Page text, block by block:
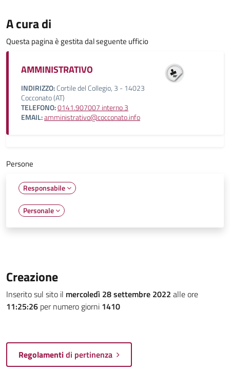
A cura di
Questa pagina è gestita dal seguente ufficio
AMMINISTRATIVO
INDIRIZZO:Cortile del Collegio, 3 - 14023
Cocconato (AT)
TELEFONO:0141.907007 interno 3
EMAIL:amministrativo@cocconato.info
Persone
Responsabile
Personale
Creazione
Inserito sul sito il mercoledì 28 settembre 2022 alle ore
11:25:26 per numero giorni 1410
Regolamentidi pertinenza